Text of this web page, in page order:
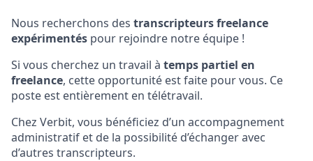
Nous recherchons des transcripteurs freelance
expérimentés pour rejoindre notre équipe !
Si vous cherchez un travail à temps partiel en
freelance, cette opportunité est faite pour vous. Ce
poste est entièrement en télétravail.
Chez Verbit, vous bénéficiez d’un accompagnement
administratif et de la possibilité d’échanger avec
d’autres transcripteurs.